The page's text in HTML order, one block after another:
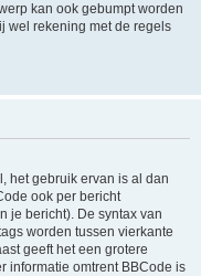
kan ook gebumpt worden
wel rekening met de regels
het gebruik ervan is al dan
ook per bericht
je bericht). De syntax van
worden tussen vierkante
geeft het een grotere
informatie omtrent BBCode is